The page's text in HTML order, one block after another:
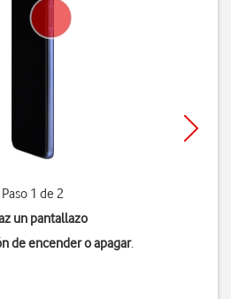
Paso 1 de 2
un pantallazo
de encender o apagar.